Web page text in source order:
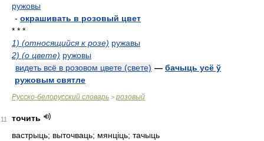
ружовы
- окрашивать в розовый цвет
* * *
1) (относящийся к розе) ружавы
2) (о цвете) ружовы
видеть всё в розовом цвете (свете) — бачыць усё ў
ружовым святле
Русско-белорусский словарь > розовый
11
точить
вастрыць; выточваць; мянціць; тачыць